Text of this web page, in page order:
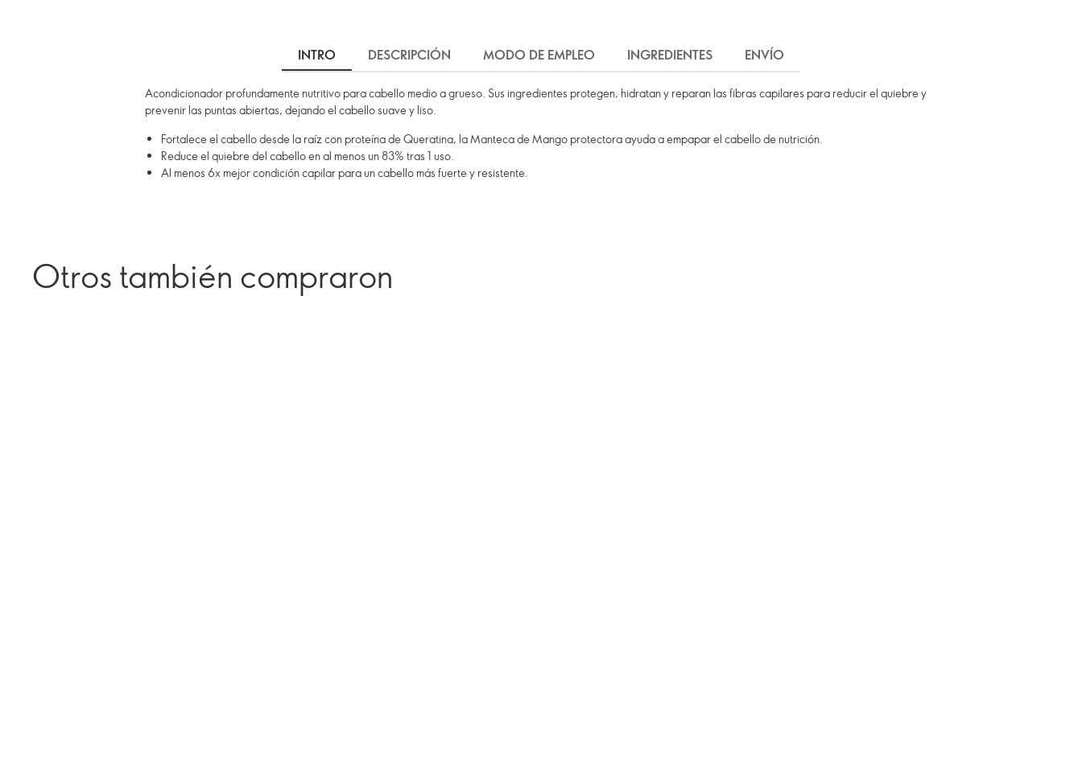
INTRO DESCRIPCIÓN MODO DE EMPLEO INGREDIENTES ENVÍO
Acondicionador profundamente nutritivo para cabello medio a grueso. Sus ingredientes protegen, hidratan y reparan las fibras capilares para reducir el quiebre y
prevenir las puntas abiertas, dejando el cabello suave y liso.
Fortalece el cabello desde la raíz con proteína de Queratina, la Manteca de Mango protectora ayuda a empapar el cabello de nutrición.
Reduce el quiebre del cabello en al menos un 83% tras 1 uso.
Al menos 6x mejor condición capilar para un cabello más fuerte y resistente.
Otros también compraron